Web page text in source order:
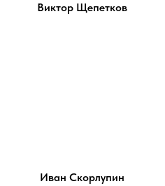
Виктор Щепетков
Иван Скорлупин